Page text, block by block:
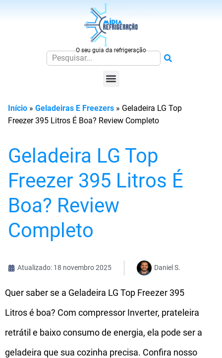
O seu guia da refrigeração
Início »Geladeiras E Freezers » Geladeira LG Top
Freezer 395 Litros É Boa? Review Completo
Geladeira LG Top
Freezer 395 Litros É
Boa? Review
Completo
Atualizado: 18 novembro 2025 Daniel S.
Quer saber se a Geladeira LG Top Freezer 395
Litros é boa? Com compressor Inverter, prateleira
retrátil e baixo consumo de energia, ela pode ser a
geladeira que sua cozinha precisa. Confira nosso